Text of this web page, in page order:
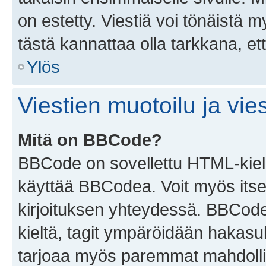
on estetty. Viestiä voi tönäistä
tästä kannattaa olla tarkkana,
Ylös
Viestien muotoilu ja
Mitä on BBCode?
BBCode on sovellettu HTML-
käyttää BBCodea. Voit myös
kirjoituksen yhteydessä.
kieltä, tagit ympäröidään
tarjoaa myös paremmat